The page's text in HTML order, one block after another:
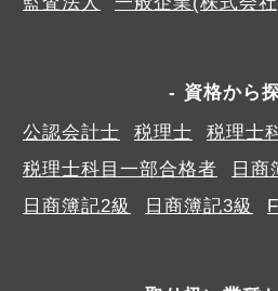
資格から
公認会計士
税理士
税理士
税理士科目一部合格者
日商
日商簿記2級
日商簿記3級